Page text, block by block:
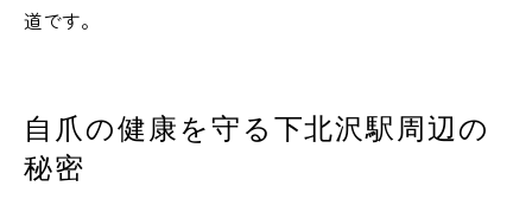
道です。
自爪の健康を守る下北沢駅周辺の
秘密